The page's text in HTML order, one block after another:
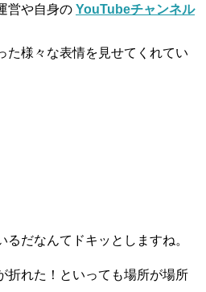
営や自身の YouTubeチャンネル
た様々な表情を見せてくれてい
るだなんてドキッとしますね。
折れた！といっても場所が場所